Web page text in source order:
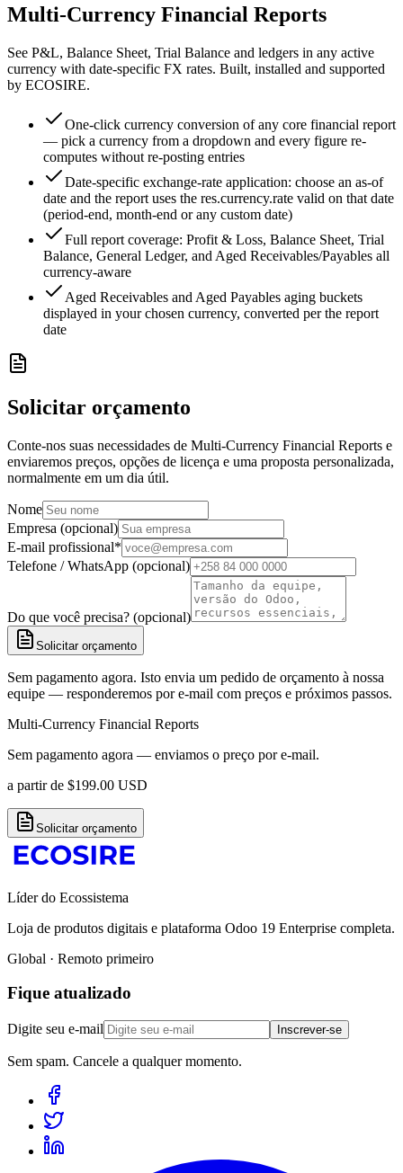
Multi-Currency Financial Reports
See P&L, Balance Sheet, Trial Balance and ledgers in any active
currency with date-specific FX rates. Built, installed and supported
by ECOSIRE.
One-click currency conversion of any core financial report
— pick a currency from a dropdown and every figure re-
computes without re-posting entries
Date-specific exchange-rate application: choose an as-of
date and the report uses the res.currency.rate valid on that date
(period-end, month-end or any custom date)
Full report coverage: Profit & Loss, Balance Sheet, Trial
Balance, General Ledger, and Aged Receivables/Payables all
currency-aware
Aged Receivables and Aged Payables aging buckets
displayed in your chosen currency, converted per the report
date
Solicitar orçamento
Conte-nos suas necessidades de Multi-Currency Financial Reports e
enviaremos preços, opções de licença e uma proposta personalizada,
normalmente em um dia útil.
Nome
Empresa (opcional)
E-mail profissional*
Telefone / WhatsApp (opcional)
Do que você precisa? (opcional)
Solicitar orçamento
Sem pagamento agora. Isto envia um pedido de orçamento à nossa
equipe — responderemos por e-mail com preços e próximos passos.
Multi-Currency Financial Reports
Sem pagamento agora — enviamos o preço por e-mail.
a partir de $199.00 USD
Solicitar orçamento
Líder do Ecossistema
Loja de produtos digitais e plataforma Odoo 19 Enterprise completa.
Global · Remoto primeiro
Fique atualizado
Digite seu e-mail Inscrever-se
Sem spam. Cancele a qualquer momento.